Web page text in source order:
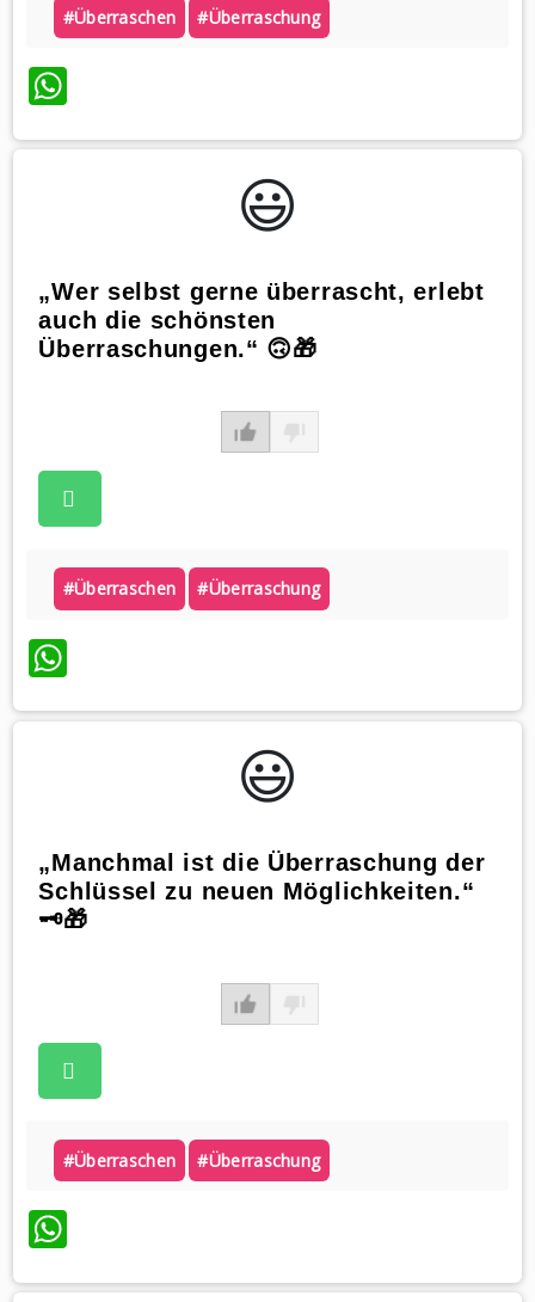
#überraschen #überraschung
WhatsApp
😃️
„Wer selbst gerne überrascht, erlebt
auch die schönsten
Überraschungen.“ 🙃🎁
#überraschen #überraschung
WhatsApp
😃️
„Manchmal ist die Überraschung der
Schlüssel zu neuen Möglichkeiten.“
🗝️🎁
#überraschen #überraschung
WhatsApp